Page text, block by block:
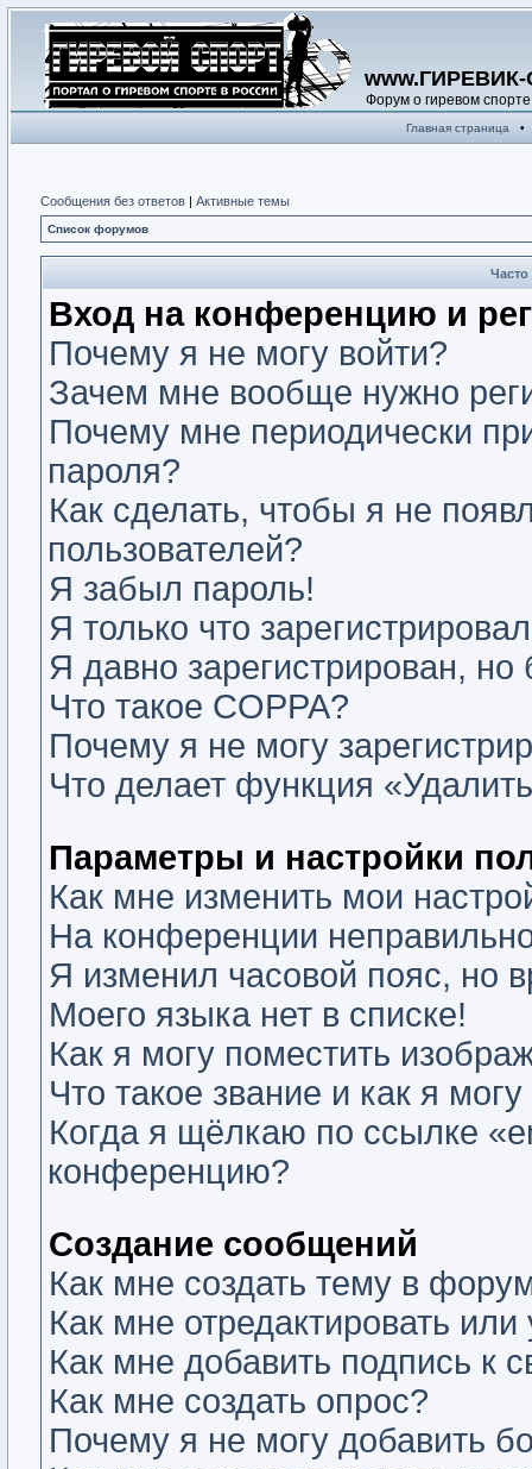
Форум о гиревом спорте
Главная страница •
Сообщения без ответов | Активные темы
Список форумов
Вход на конференцию и
Почему я не могу войти?
Зачем мне вообще нужно
Почему мне периодически
пароля?
Как сделать, чтобы я не
пользователей?
Я забыл пароль!
Я только что
Я давно зарегистрирован,
Что такое COPPA?
Почему я не могу
Что делает функция
Параметры и настройки
Как мне изменить мои
На конференции
Я изменил часовой пояс, но
Моего языка нет в списке!
Как я могу поместить
Что такое звание и как я
Когда я щёлкаю по ссылке
конференцию?
Создание сообщений
Как мне создать тему в
Как мне отредактировать
Как мне добавить подпись к
Как мне создать опрос?
Почему я не могу добавить